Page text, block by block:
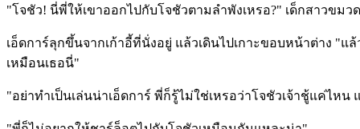
"โจชัว! นี่พี่ให้เขาออกไปกับโจชัวตามลำพังเหรอ?" เด็กสาวขมว
เอ็ดการ์ลุกขึ้นจากเก้าอี้ที่นั่งอยู่ แล้วเดินไปเกาะขอบหน้าต่าง "แ
เหมือนเธอนี่"
"อย่าทำเป็นเล่นน่าเอ็ดการ์ พี่ก็รู้ไม่ใช่เหรอว่าโจชัวเจ้าชู้แค่ไห